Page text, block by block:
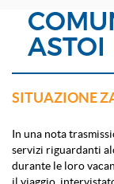
ASTOI
SITUAZIONE
In una nota
servizi riguardanti
durante le loro